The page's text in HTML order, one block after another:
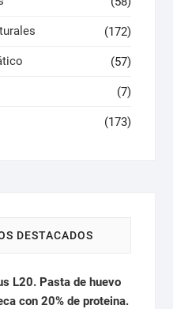
(172)
(57)
(7)
(173)
DESTACADOS
L20. Pasta de huevo
con 20% de proteina.